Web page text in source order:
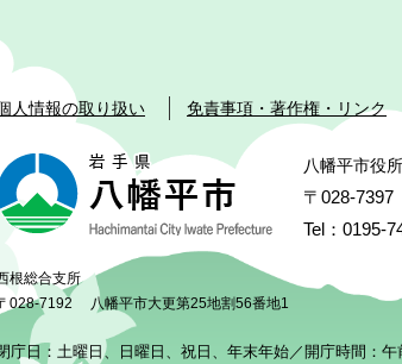
人情報の取り扱い 免責事項・著作権・リンク
八幡平市役所
〒028-
Tel：0195-
根総合支所
028-7192
八幡平市大更第25地割56番地1
庁日：土曜日、日曜日、祝日、年末年始／開庁時間：